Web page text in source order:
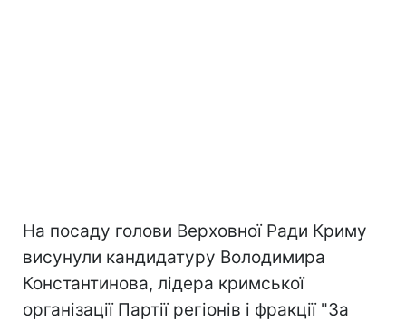
На посаду голови Верховної Ради Криму
висунули кандидатуру Володимира
Константинова, лiдера кримської
органiзацiї Партiї регiонiв i фракцiї "За